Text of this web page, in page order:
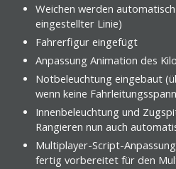
Weichen werden
eingestellter Linie)
Fahrerfigur eingefügt
Anpassung Animation des
Notbeleuchtung eingebaut
wenn keine
Innenbeleuchtung und
Rangieren nun auch
Multiplayer-Script-
fertig vorbereitet für den